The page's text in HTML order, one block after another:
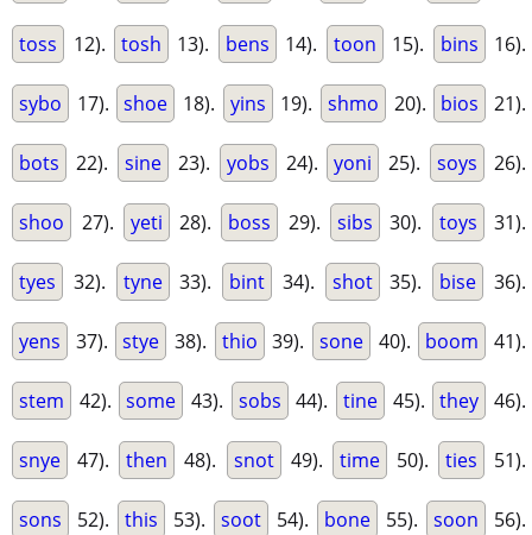
toss 12). tosh 13). bens 14). toon 15). bins 16).
sybo 17). shoe 18). yins 19). shmo 20). bios 21).
bots 22). sine 23). yobs 24). yoni 25). soys 26).
shoo 27). yeti 28). boss 29). sibs 30). toys 31).
tyes 32). tyne 33). bint 34). shot 35). bise 36).
yens 37). stye 38). thio 39). sone 40). boom 41).
stem 42). some 43). sobs 44). tine 45). they 46).
snye 47). then 48). snot 49). time 50). ties 51).
sons 52). this 53). soot 54). bone 55). soon 56).